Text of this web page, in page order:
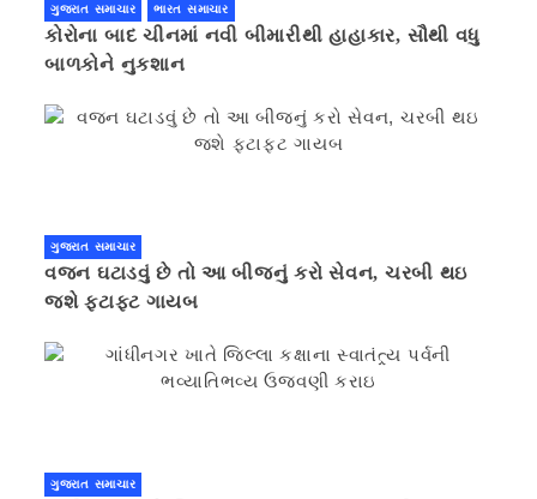
ગુજરાત સમાચાર ભારત સમાચાર
કોરોના બાદ ચીનમાં નવી બીમારીથી હાહાકાર, સૌથી વધુ
બાળકોને નુકશાન
ગુજરાત સમાચાર
વજન ઘટાડવું છે તો આ બીજનું કરો સેવન, ચરબી થઇ
જશે ફટાફટ ગાયબ
ગુજરાત સમાચાર